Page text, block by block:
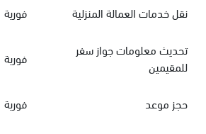
نقل خدمات العمالة المنزلية
فورية
تحديث معلومات جواز سفر
للمقيمين
فورية
حجز موعد
فورية